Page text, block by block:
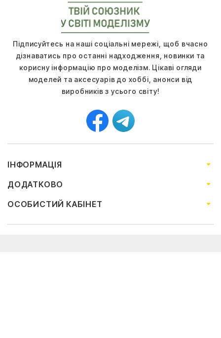
Підписуйтесь на наші соціальні мережі, щоб вчасно
дізнаватись про останні надходження, новинки та
корисну інформацію про моделізм. Цікаві огляди
моделей та аксесуарів до хоббі, анонси від
виробників з усього світу!
ІНФОРМАЦІЯ
ДОДАТКОВО
ОСОБИСТИЙ КАБІНЕТ